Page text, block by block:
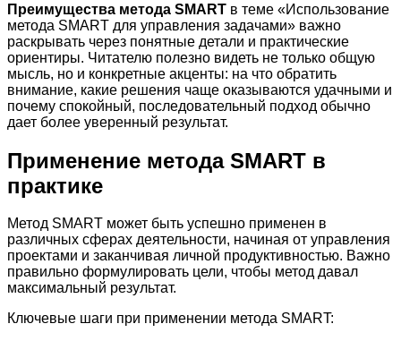
Преимущества метода SMART в теме «Использование
метода SMART для управления задачами» важно
раскрывать через понятные детали и практические
ориентиры. Читателю полезно видеть не только общую
мысль, но и конкретные акценты: на что обратить
внимание, какие решения чаще оказываются удачными и
почему спокойный, последовательный подход обычно
дает более уверенный результат.
Применение метода SMART в
практике
Метод SMART может быть успешно применен в
различных сферах деятельности, начиная от управления
проектами и заканчивая личной продуктивностью. Важно
правильно формулировать цели, чтобы метод давал
максимальный результат.
Ключевые шаги при применении метода SMART: